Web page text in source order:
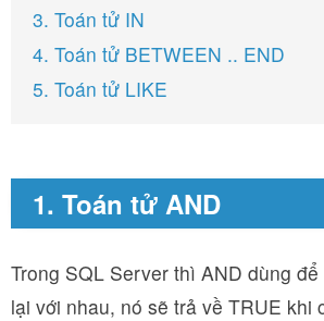
3. Toán tử IN
4. Toán tử BETWEEN .. END
5. Toán tử LIKE
1. Toán tử AND
Trong SQL Server thì AND dùng
lại với nhau, nó sẽ trả về TRUE khi